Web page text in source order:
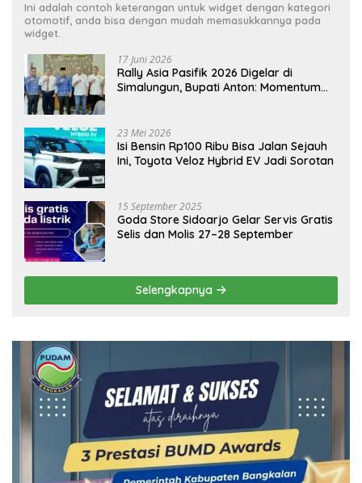
Ini adalah contoh keterangan untuk widget dengan kategori
otomotif, anda bisa dengan mudah memasukkannya pada
widget.
17 Juni 2026
Rally Asia Pasifik 2026 Digelar di
Simalungun, Bupati Anton: Momentum
23 Mei 2026
Isi Bensin Rp100 Ribu Bisa Jalan Sejauh
Ini, Toyota Veloz Hybrid EV Jadi Sorotan
15 September 2025
Goda Store Sidoarjo Gelar Servis Gratis
Selis dan Molis 27–28 September
Selengkapnya